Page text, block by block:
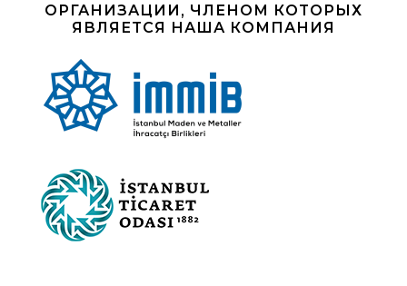
ОРГАНИЗАЦИИ, ЧЛЕНОМ КОТОРЫХ
ЯВЛЯЕТСЯ НАША КОМПАНИЯ